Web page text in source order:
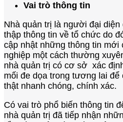
Vai trò thông tin
Nhà quản trị là người đại diện
thập thông tin về tổ chức do
cập nhật những thông tin mới
nghiệp một cách thường
nhà quản trị có cơ sở xác
mối đe dọa trong tương lai để
thật nhanh chóng, chính xác.
Có vai trò phổ biến thông tin
nhà quản trị đã tiếp nhận